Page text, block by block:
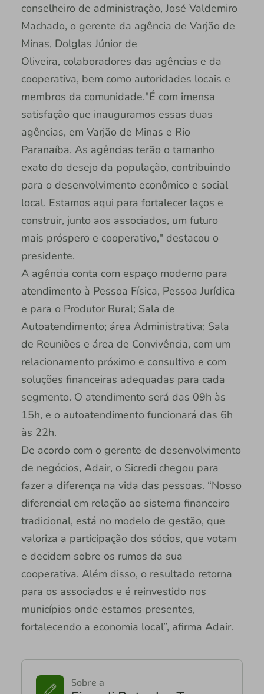
conselheiro de administração, José Valdemiro
Machado, o gerente da agência de Varjão de
Minas, Dolglas Júnior de
Oliveira, colaboradores das agências e da
cooperativa, bem como autoridades locais e
membros da comunidade."É com imensa
satisfação que inauguramos essas duas
agências, em Varjão de Minas e Rio
Paranaíba. As agências terão o tamanho
exato do desejo da população, contribuindo
para o desenvolvimento econômico e social
local. Estamos aqui para fortalecer laços e
construir, junto aos associados, um futuro
mais próspero e cooperativo," destacou o
presidente.
A agência conta com espaço moderno para
atendimento à Pessoa Física, Pessoa Jurídica
e para o Produtor Rural; Sala de
Autoatendimento; área Administrativa; Sala
de Reuniões e área de Convivência, com um
relacionamento próximo e consultivo e com
soluções financeiras adequadas para cada
segmento. O atendimento será das 09h às
15h, e o autoatendimento funcionará das 6h
às 22h.
De acordo com o gerente de desenvolvimento
de negócios, Adair, o Sicredi chegou para
fazer a diferença na vida das pessoas. “Nosso
diferencial em relação ao sistema financeiro
tradicional, está no modelo de gestão, que
valoriza a participação dos sócios, que votam
e decidem sobre os rumos da sua
cooperativa. Além disso, o resultado retorna
para os associados e é reinvestido nos
municípios onde estamos presentes,
fortalecendo a economia local”, afirma Adair.
Sobre a